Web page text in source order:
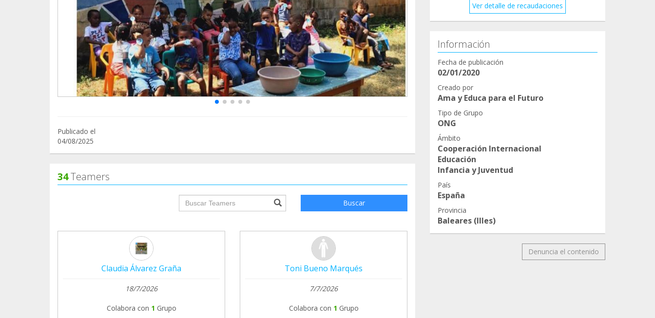
Publicado el
04/08/2025
34Teamers
groupProfile.searchForm.search.text??? Buscar
Claudia Álvarez Graña
18/7/2026
Colabora con 1 Grupo
Toni Bueno Marqués
7/7/2026
Colabora con 1 Grupo
Ver detalle de recaudaciones
Información
Fecha de publicación
02/01/2020
Creado por
Ama y Educa para el Futuro
Tipo de Grupo
ONG
Ámbito
Cooperación Internacional
Educación
Infancia y Juventud
País
España
Provincia
Baleares (Illes)
Denuncia el contenido